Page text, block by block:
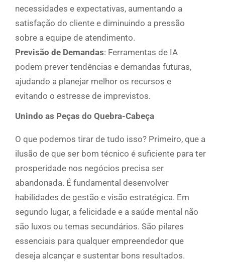
necessidades e expectativas, aumentando a
satisfação do cliente e diminuindo a pressão
sobre a equipe de atendimento.
Previsão de Demandas: Ferramentas de IA
podem prever tendências e demandas futuras,
ajudando a planejar melhor os recursos e
evitando o estresse de imprevistos.
Unindo as Peças do Quebra-Cabeça
O que podemos tirar de tudo isso? Primeiro, que a
ilusão de que ser bom técnico é suficiente para ter
prosperidade nos negócios precisa ser
abandonada. É fundamental desenvolver
habilidades de gestão e visão estratégica. Em
segundo lugar, a felicidade e a saúde mental não
são luxos ou temas secundários. São pilares
essenciais para qualquer empreendedor que
deseja alcançar e sustentar bons resultados.